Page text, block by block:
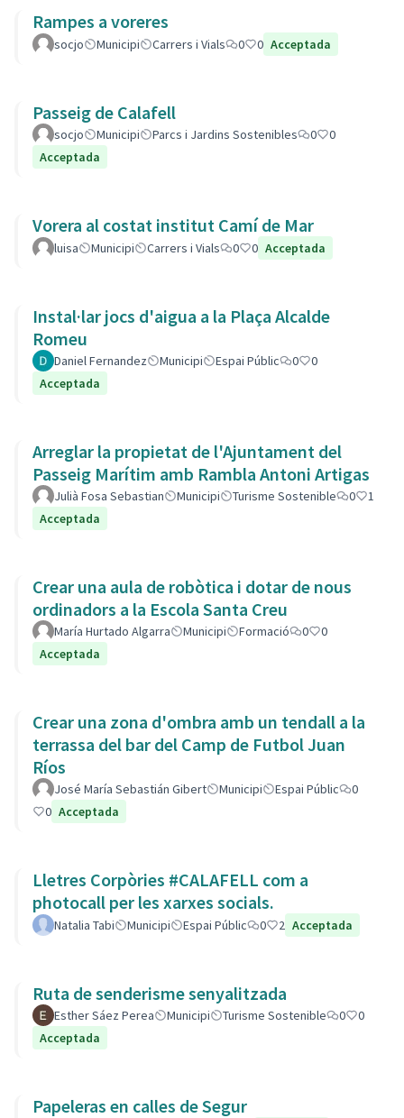
Rampes a voreres
socjo Municipi Carrers i Vials 0 0 Acceptada
Passeig de Calafell
socjo Municipi Parcs i Jardins Sostenibles 0
0
Acceptada
Vorera al costat institut Camí de Mar
luisa Municipi Carrers i Vials 0 0 Acceptada
Instal·lar jocs d'aigua a la Plaça Alcalde
Romeu
Daniel Fernandez Municipi Espai Públic 0
0
Acceptada
Arreglar la propietat de l'Ajuntament del
Passeig Marítim amb Rambla Antoni Artigas
Julià Fosa Sebastian Municipi Turisme Sostenible 0
1
Acceptada
Crear una aula de robòtica i dotar de nous
ordinadors a la Escola Santa Creu
María Hurtado Algarra Municipi Formació 0
0
Acceptada
Crear una zona d'ombra amb un tendall a la
terrassa del bar del Camp de Futbol Juan
Ríos
José María Sebastián Gibert Municipi Espai Públic
0
0 Acceptada
Lletres Corpòries #CALAFELL com a
photocall per les xarxes socials.
Natalia Tabi Municipi Espai Públic 0 2 Acceptada
Ruta de senderisme senyalitzada
Esther Sáez Perea Municipi Turisme Sostenible 0
0
Acceptada
Papeleras en calles de Segur